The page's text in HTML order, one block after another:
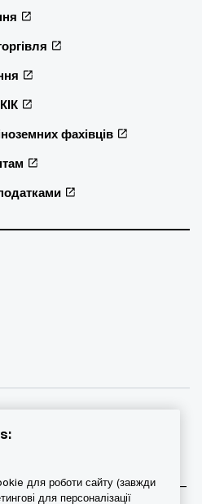
фахівців
PwC, а в деяких випадках –
для роботи сайту (завжди
для персоналізації